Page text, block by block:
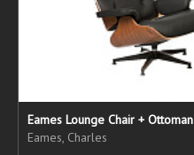
Eames Lounge Chair + Ottoman
Eames, Charles